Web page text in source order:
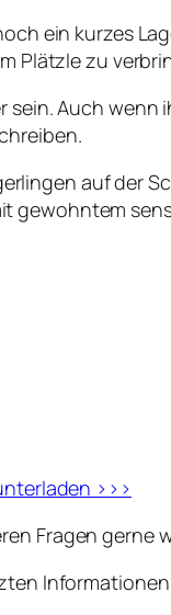
ein kurzes
Plätzle zu
sein. Auch
auf der
>>>
Fragen gerne